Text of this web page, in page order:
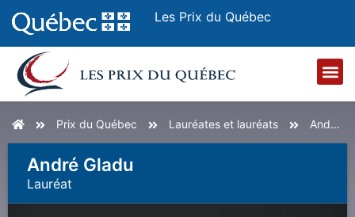
Les Prix du Québec
AccueilPrix du Québec Lauréates et lauréats André Gladu
André Gladu
Lauréat